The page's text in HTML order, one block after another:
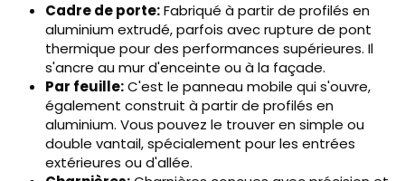
Cadre de porte:Fabriqué à partir de profilés en
aluminium extrudé, parfois avec rupture de pont
thermique pour des performances supérieures. Il
s'ancre au mur d'enceinte ou à la façade.
Par feuille:C'est le panneau mobile qui s'ouvre,
également construit à partir de profilés en
aluminium. Vous pouvez le trouver en simple ou
double vantail, spécialement pour les entrées
extérieures ou d'allée.